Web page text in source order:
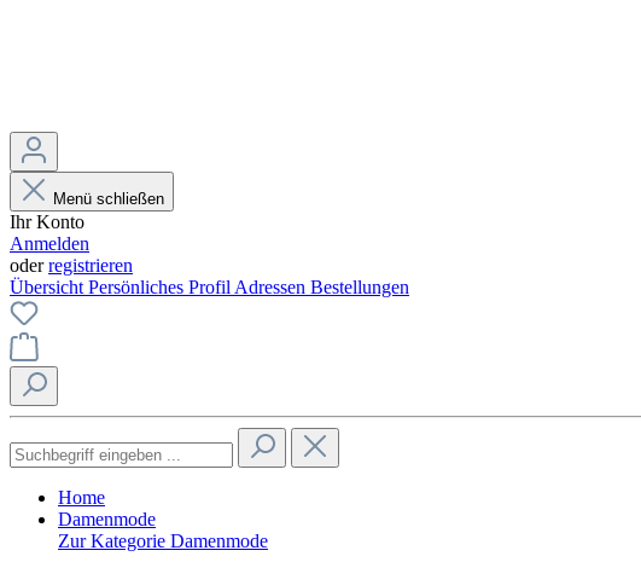
Menü schließen
Ihr Konto
Anmelden
oderregistrieren
Übersicht Persönliches Profil Adressen Bestellungen
Home
Damenmode
Zur Kategorie Damenmode